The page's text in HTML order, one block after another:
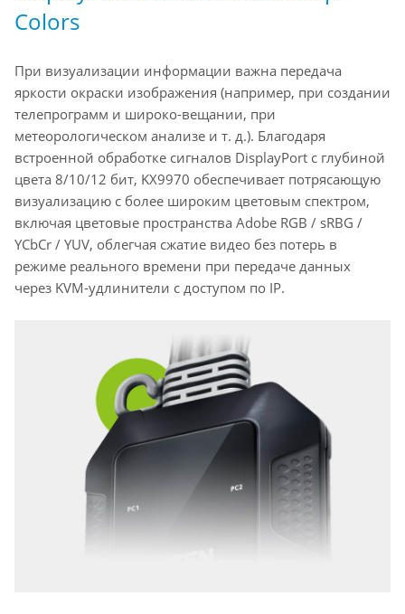
Colors
При визуализации информации важна передача
яркости окраски изображения (например, при создании
телепрограмм и широко-вещании, при
метеорологическом анализе и т. д.). Благодаря
встроенной обработке сигналов DisplayPort с глубиной
цвета 8/10/12 бит, KX9970 обеспечивает потрясающую
визуализацию с более широким цветовым спектром,
включая цветовые пространства Adobe RGB / sRBG /
YCbCr / YUV, облегчая сжатие видео без потерь в
режиме реального времени при передаче данных
через KVM-удлинители с доступом по IP.